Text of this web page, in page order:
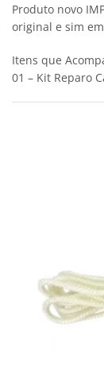
Produto novo
original e sim
Itens que
01 – Kit Reparo